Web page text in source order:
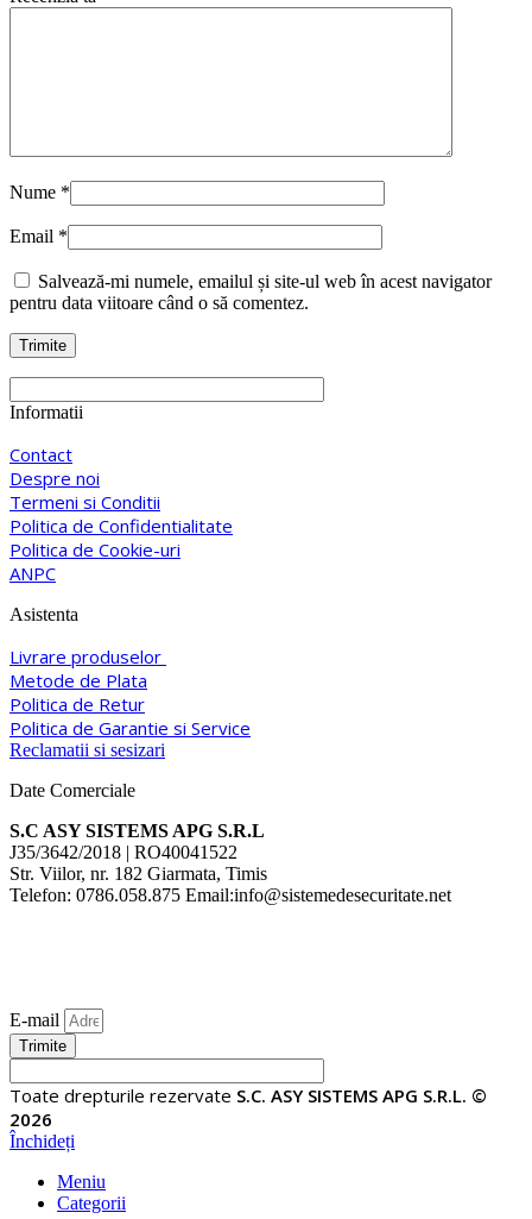
Nume *
Email *
Salvează-mi numele, emailul și site-ul web în acest navigator
pentru data viitoare când o să comentez.
Informatii
Contact
Despre noi
Termeni si Conditii
Politica de Confidentialitate
Politica de Cookie-uri
ANPC
Asistenta
Livrare produselor
Metode de Plata
Politica de Retur
Politica de Garantie si Service
Reclamatii si sesizari
Date Comerciale
S.C ASY SISTEMS APG S.R.L
J35/3642/2018 | RO40041522
Str. Viilor, nr. 182 Giarmata, Timis
Telefon: 0786.058.875 Email:info@sistemedesecuritate.net
E-mail
Trimite
Toate drepturile rezervate S.C. ASY SISTEMS APG S.R.L. ©
2026
Închideți
Meniu
Categorii